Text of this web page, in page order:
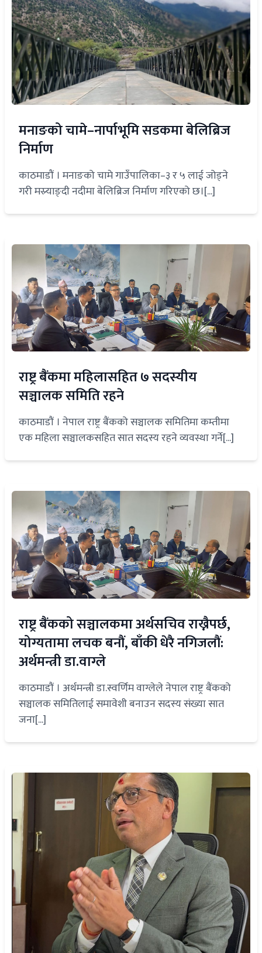
मनाङको चामे–नार्पाभूमि सडकमा बेलिब्रिज
निर्माण
काठमाडौं । मनाङको चामे गाउँपालिका–३ र ५ लाई जोड्ने
गरी मस्र्याङ्दी नदीमा बेलिब्रिज निर्माण गरिएको छ।[...]
राष्ट्र बैंकमा महिलासहित ७ सदस्यीय
सञ्चालक समिति रहने
काठमाडौं । नेपाल राष्ट्र बैंकको सञ्चालक समितिमा कम्तीमा
एक महिला सञ्चालकसहित सात सदस्य रहने व्यवस्था गर्ने[...]
राष्ट्र बैंकको सञ्चालकमा अर्थसचिव राख्नैपर्छ,
योग्यतामा लचक बनौं, बाँकी धेरै नगिज‍लौं:
अर्थमन्त्री डा.वाग्ले
काठमाडौं । अर्थमन्त्री डा.स्वर्णिम वाग्लेले नेपाल राष्ट्र बैंकको
सञ्चालक समितिलाई समावेशी बनाउन सदस्य संख्या सात
जना[...]